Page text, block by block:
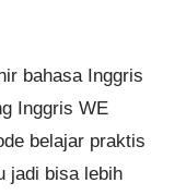
bahasa Inggris
Inggris WE
belajar praktis
jadi bisa lebih